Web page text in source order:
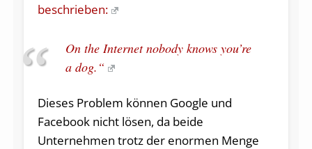
beschrieben:
On the Internet nobody knows you’re
a dog.“
Dieses Problem können Google und
Facebook nicht lösen, da beide
Unternehmen trotz der enormen Menge